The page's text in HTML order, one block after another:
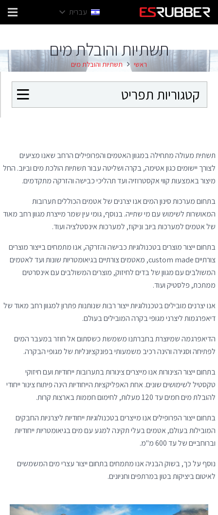
עברית
תשתיות והובלת מים
ראשי תשתיות והובלת מים
קטגוריות תפריט
תשתית מעולה מתחילה במגוון האטמים והפרופילים הרחב שאנו מציעים
לצורך יישומים כגון אטימה, בקרה ושליטה עבור תשתיות הולכת מים וביוב. החל
מיצור באמצעות קווי אקסטרוזיה ועד תהליכי כבישה והזרקה מתקדמים.
בתחום מערכות סינון המים אנו יצרנים של אטמים הכוללים תערובות
המאושרות לשימוש עם מי שתייה. בנוסף, גומי עין שמר מייצרת מגוון רחב מאוד
של אטמים למערכות ביוב וניקוז, למערכות אינסטלציה ועוד.
בתחום ייצור מוצרים בטכנולוגיות כבישה והזרקה, אנו מתמחים בייצור מוצרים
צורתיים custom made, מאטמים צורתיים בגיאומטריות שונות ועד לאטמים
המשולבים עם מגוון של בדים לחיזוק, מוצרים המשולבים עם אינסרטים
ממתכת, פלסטיק ועוד.
אנו יצרנים מובילים בטכנולוגיות ייצור רבות שנותנות פתרון למגוון רחב מאוד של
דיאפרגמות ליצרני מגופי בקרה המובילים בעולם.
הדיאפרגמה שמיוצרת בחברתנו משמשת כשסתום אל חוזר במעבר המים
לפתיחה וסגירה והינה רכיב משמעותי בפונקציונליות של מגופי הבקרה.
בתחום ייצור הצינורות אנו מייצרים צינורות בתערובות ייחודיות ועם חיזוקי
טקסטיל לשימושים שונים. אחת האפליקציות הייחודיות הינה פיתוח צינור ייחודי
להובלת מים חמים עד 120 מעלות, לחימום חממות בארצות קרות.
בתחום ייצור הפרופילים אנו מייצרים בטכנולוגיות ייחודיות ליצרניות החבקים
המובילות בעולם, אטמים בעלי תקינה למגע עם מים בגיאומטריות ייחודיות
וברוחביים של עד 600 מ"מ.
נוסף על כך, בשוק הבניה אנו מתמחים בתחום ייצור עצרי מים המשמשים
לאיטום ביציקות בטון במרתפים וחניונים.